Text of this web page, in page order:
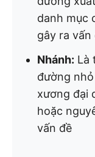
danh mục
gây ra vấn
Nhánh: Là
đường
xương đại
hoặc
vấn đề